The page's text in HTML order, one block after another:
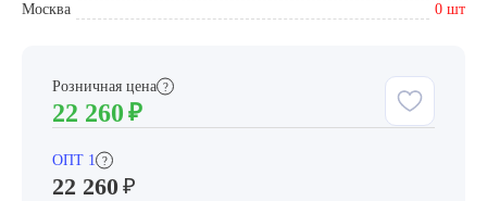
Розничная цена ?
22 260 ₽
ОПТ 1 ?
22 260₽
Москва
0 шт